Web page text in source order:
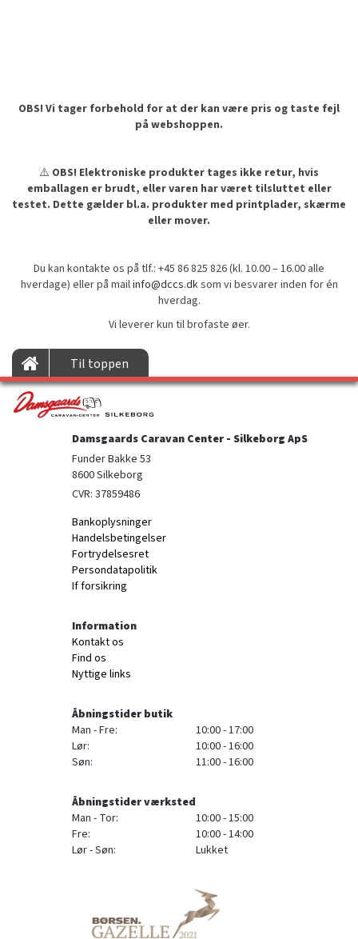
OBS! Vi tager forbehold for at der kan være pris og taste fejl
på webshoppen.
⚠️ OBS! Elektroniske produkter tages ikke retur, hvis
emballagen er brudt, eller varen har været tilsluttet eller
testet. Dette gælder bl.a. produkter med printplader, skærme
eller mover.
Du kan kontakte os på tlf.: +45 86 825 826 (kl. 10.00 – 16.00 alle
hverdage) eller på mailinfo@dccs.dksom vi besvarer inden for én
hverdag.
Vi leverer kun til brofaste øer.
Til toppen
Damsgaards Caravan Center - Silkeborg ApS
Funder Bakke 53
8600 Silkeborg
CVR: 37859486
Bankoplysninger
Handelsbetingelser
Fortrydelsesret
Persondatapolitik
If forsikring
Information
Kontakt os
Find os
Nyttige links
Åbningstider butik
Man - Fre:
10:00 - 17:00
Lør:
10:00 - 16:00
Søn:
11:00 - 16:00
Åbningstider værksted
Man - Tor:
10:00 - 15:00
Fre:
10:00 - 14:00
Lør - Søn:
Lukket